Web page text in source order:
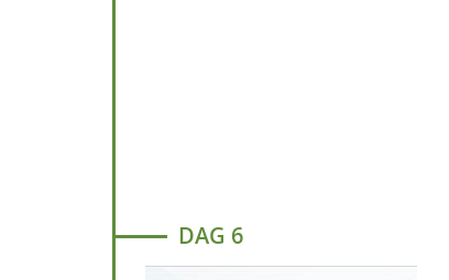
DAG 6